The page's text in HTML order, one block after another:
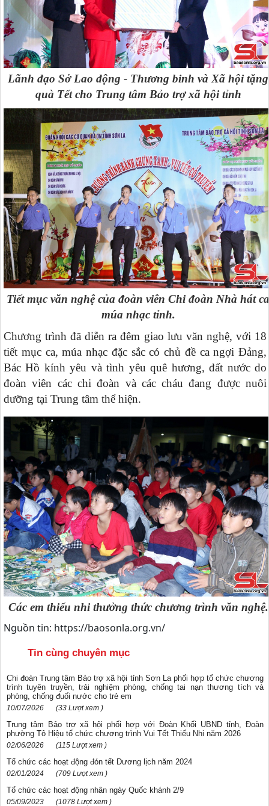
Lãnh đạo Sở Lao động - Thương binh và Xã hội tặng
quà Tết cho Trung tâm Bảo trợ xã hội tỉnh
Tiết mục văn nghệ của đoàn viên Chi đoàn Nhà hát ca
múa nhạc tỉnh.
Chương trình đã diễn ra đêm giao lưu văn nghệ, với 18
tiết mục ca, múa nhạc đặc sắc có chủ đề ca ngợi Đảng,
Bác Hồ kính yêu và tình yêu quê hương, đất nước do
đoàn viên các chi đoàn và các cháu đang được nuôi
dưỡng tại Trung tâm thể hiện.
Các em thiếu nhi thưởng thức chương trình văn nghệ.
Nguồn tin: https://baosonla.org.vn/
Tin cùng chuyên mục
Chi đoàn Trung tâm Bảo trợ xã hội tỉnh Sơn La phối hợp tổ chức chương
trình tuyên truyền, trải nghiệm phòng, chống tai nạn thương tích và
phòng, chống đuối nước cho trẻ em
10/07/2026 (33 Lượt xem )
Trung tâm Bảo trợ xã hội phối hợp với Đoàn Khối UBND tỉnh, Đoàn
phường Tô Hiệu tổ chức chương trình Vui Tết Thiếu Nhi năm 2026
02/06/2026 (115 Lượt xem )
Tổ chức các hoạt động đón tết Dương lịch năm 2024
02/01/2024 (709 Lượt xem )
Tổ chức các hoạt động nhân ngày Quốc khánh 2/9
05/09/2023 (1078 Lượt xem )